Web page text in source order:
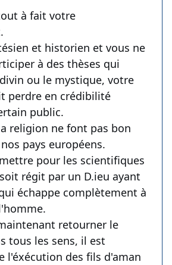
à fait votre
et historien et vous ne
à des thèses qui
ou le mystique, votre
perdre en crédibilité
public.
religion ne font pas bon
pays européens.
pour les scientifiques
régit par un D.ieu ayant
échappe complètement à
retourner le
tous les sens, il est
l'éxécution des fils d'aman